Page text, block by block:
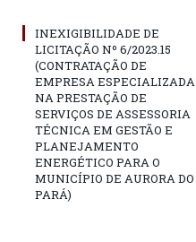
INEXIGIBILIDADE DE
LICITAÇÃO Nº 6/2023.15
(CONTRATAÇÃO DE
EMPRESA ESPECIALIZADA
NA PRESTAÇÃO DE
SERVIÇOS DE ASSESSORIA
TÉCNICA EM GESTÃO E
PLANEJAMENTO
ENERGÉTICO PARA O
MUNICÍPIO DE AURORA DO
PARÁ)